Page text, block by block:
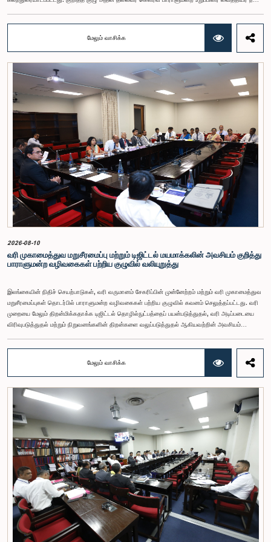
அரசாங்க நிறுவனங்களினால் புனர்வாழ்வு நடவடிக்கைகள் முன்னெடுக்கப்படுவதாக அதிகாரிகள்
குழுவில் விளக்கமளித்தனர்.தண்டனை விதிக்கப்பட்ட 4,962 கைதிகளில் 1,492 பேருக்கு புனர்வாழ்வுத்
திட்டங்கள் முன்னெக்கப்பட்டு வருவதாக சிறைச்சாலைகள் திணைக்களத்தின் அதிகாரிகள்
தெரிவித்தனர். நீதிமன்றத்தினால் உத்தரவிடப்பட்டவர்களுக்கும், ஒரு தன்னிச்சையாக முன்வரும்
கைதிகளுக்குமே இவ்வாறு புனர்வாழ்வு வழங்கப்படுவதாகவும், பல்வேறு வழக்குகளுடன் தொடர்புபட்ட
தண்டனைக் கைதிகளுக்கு புனர்வாழ்வு அளிப்பதற்கான வாய்ப்புக்கள் தமக்கு இல்லையென்றும் அவர்கள்
குறிப்பிட்டனர்.போதைக்கு அடிமையானவர்களை அதிலிருந்து மீட்பதற்குத் தேவையான புனர்வாழ்வு
நடவடிக்கைகளை அதிகரிப்பதற்கான நடவடிக்கைளை முன்னெடுத்திருப்பதாக தேசிய அபாயகர
ஔடதங்கள் கட்டுப்பாட்டுச் சபையின் அதிகாரிகள் தெரிவித்தனர். இதற்குத் தேவையான
அதிகாரிகளை சேவையில் இணைந்து, நாட்டின் அனைத்துப் பகுதிகளிலும் பிரதேச செயலகப் பிரிவுகளில்
இதற்கான நடவடிக்கைகளை வலுப்படுத்தும் திட்டங்கள் வகுக்கப்பட்டிருப்பதாக
சுட்டிக்காட்டினர்.புனர்வாழ்வு அளிக்கப்பட்டவர்களுக்கு சமூகத்தில் காணப்படும் வரவேற்பு மற்றும்
அவ்வாறானவர்களுக்கு நன்சான்றிதழ் வழங்குவதில் காணப்படும் குறைபாடுகள் குறித்து இங்கு
விரிவாகக் கலந்துரையாடப்பட்டது. புனர்வாழ்வு நடவடிக்கைகளை திறைமையான முறையில்
முன்னெடுப்பதற்கு சட்ட திட்டங்களில் மாற்றங்கள் கொண்டுவரப்பட வேண்டியதன் அவசியமும் இங்கு
வலியுறுத்தப்பட்டது. இக்குழுக் கூட்டத்தில் குழுவின் உறுப்பினர்களான கௌரவ பாராளுமன்ற
உறுப்பினர்களான அஜித் பி.பெரேரா, முஜிபுர் ரஹ்மான், எம்.கே.எம்.அஸ்லம், தர்மசிறி விஜேசிங்ஹ, மேஜர்
ஜெனரல் (ஒய்வு) ஜி.டி.சூரியபண்டார ஆகியோரும், நீதி மற்றும் தேசிய ஒருமைப்பாடு அமைச்சின்
செயலாளர் உள்ளிட்ட அதிகாரிகளும், பொதுமக்கள் பாதுகாப்பு மற்றும் பாராளுமன்ற அலுவல்கள்
அமைச்சின் செயலாளர் உள்ளிட்ட அரசாங்க அதிகாரிகள் பலரும் கலந்துகொண்டனர்.
மேலும் வாசிக்க
2026-08-10
வரி முகாமைத்துவ மறுசீரமைப்பு மற்றும் டிஜிட்டல் மயமாக்கலின் அவசியம் குறித்து
பாராளுமன்ற வழிவகைகள் பற்றிய குழுவில் வலியுறுத்து
இலங்கையின் நிதிச் செயற்பாடுகள், வரி வருமானம் சேகரிப்பின் முன்னேற்றம் மற்றும் வரி முகாமைத்துவ
மறுசீரமைப்புகள் தொடர்பில் பாராளுமன்ற வழிவகைகள் பற்றிய குழுவில் கவனம் செலுத்தப்பட்டது. வரி
முறையை மேலும் திறன்மிக்கதாக்க டிஜிட்டல் தொழில்நுட்பத்தைப் பயன்படுத்துதல், வரி அடிப்படையை
விரிவுபடுத்துதல் மற்றும் நிறுவனங்களின் திறன்களை வலுப்படுத்துதல் ஆகியவற்றின் அவசியம்
கூட்டத்திற்கு நிதி, திட்டமிடல் மற்றும் பொருளாதார அபிவிருத்தி அமைச்சு மற்றும் உள்நாட்டு இறைவரித்
திணைக்கள அதிகாரிகள் அழைக்கப்பட்டிருந்தனர் இங்கு இலங்கையின் தற்போதைய நிதி நிலைமை
மற்றும் வரி முகாமைத்துவ மறுசீரமைப்புகள் தொடர்பில் விரிவாக ஆராயப்பட்டது.2026 ஆம்
ஆண்டுக்கான வரித் திட்டம், 2026 ஜூன் 30 ஆம் திகதி வரையான வரி வருமான சேகரிப்பில்
ஏற்பட்டுள்ள முன்னேற்றம், வருமான மதிப்பீடுகள், வரி வகைகளுக்கு ஏற்ப வருமான செயல்திறன், வரி
அடிப்படை, தற்போதைய வரி இணக்க நிலை, வரி முறையை எளிமைப்படுத்த புதிய தொழில்நுட்பங்களை
அறிமுகப்படுத்துதல் மற்றும் RAMIS முறைமையின் முன்னேற்றம், டிஜிட்டல் சேவைகளுக்குப் பொருந்தும்
வரிகள், வரி முகாமைத்துவத்தில் காணப்படும் சவால்கள் மற்றும் எதிர்கால நடவடிக்கைகள் தொடர்பில்
கவனம் செலுத்தப்பட்டது.அண்மைக்கால வரிக் கொள்கை திருத்தங்கள் மற்றும் வருமான முகாமைத்துவ
நடவடிக்கைகள் காரணமாக நாட்டின் நிதித் துறையில் ஓரளவு ஸ்திரத்தன்மை ஏற்பட்டுள்ளதாகவும்
கலந்துரையாடலில் சுட்டிக்காட்டப்பட்டது. இந்த முன்னேற்றத்தை மேலும் வலுப்படுத்துவதற்காக வரி
நிர்வாகத்தை நவீனமயப்படுத்துதல், வரி செலுத்துவோரின் அடிப்படையை விரிவுபடுத்துதல் மற்றும் வரி
இணக்கத்தை மேம்படுத்துதல் ஆகியவற்றின் அவசியமும் வலியுறுத்தப்பட்டது.வரி முறையை மேலும்
திறன்மிக்கதாக்குவதற்காக மின்னணு சேவைகளை விரிவுபடுத்துதல், நிறுவனங்களுக்கு இடையிலான
தரவுப் பரிமாற்றத்தை வலுப்படுத்துதல் மற்றும் டிஜிட்டல் முறைமைகளை மேம்படுத்துதல் தொடர்பிலும்
கலந்துரையாடப்பட்டது.மேலும், வரி நிர்வாகத்தில் காணப்படும் சவால்களாக முறைசாரா பொருளாதார
நடவடிக்கைகளை வரி வலையமைப்பிற்குள் கொண்டுவருதல், தொழில்நுட்ப முறைமைகளைப் புதுப்பிக்க
மேலும் வாசிக்க